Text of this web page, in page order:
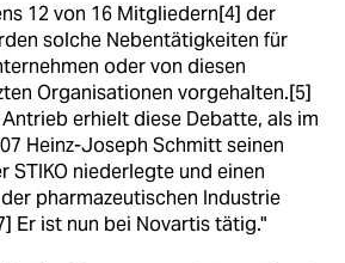
12 von 16 Mitgliedern[4] der
solche Nebentätigkeiten für
oder von diesen
Organisationen vorgehalten.[5]
Antrieb erhielt diese Debatte, als im
Heinz-Joseph Schmitt seinen
STIKO niederlegte und einen
pharmazeutischen Industrie
Er ist nun bei Novartis tätig."